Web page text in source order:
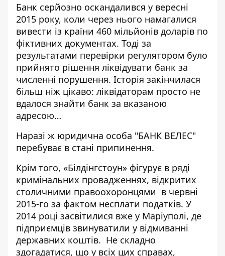
Банк серйозно оскандалився у вересні
2015 року, коли через нього намагалися
вивести із країни 460 мільйонів доларів по
фіктивних документах. Тоді за
результатами перевірки регулятором було
прийнято рішення ліквідувати банк за
численні порушення. Історія закінчилася
більш ніж цікаво: ліквідаторам просто не
вдалося знайти банк за вказаною
адресою…
Наразі ж юридична особа "БАНК ВЕЛЕС"
перебуває в стані припинення.
Крім того, «Білдінгстоун» фігурує в ряді
кримінальних провадженнях, відкритих
столичними правоохоронцями в червні
2015-го за фактом несплати податків. У
2014 році засвітилися вже у Маріуполі, де
підприємців звинуватили у відмиванні
державних коштів. Не складно
здогадатися, що у всіх цих справах,